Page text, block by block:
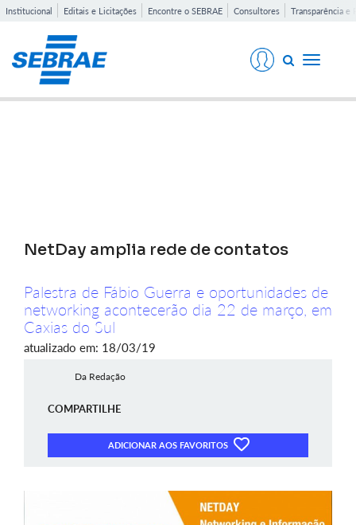
Institucional Editais e Licitações Encontre o SEBRAE Consultores Transparência e
Toggle
NetDay amplia rede de contatos
Palestra de Fábio Guerra e oportunidades de
networking acontecerão dia 22 de março, em
Caxias do Sul
atualizado em: 18/03/19
Da Redação
COMPARTILHE
ADICIONAR AOS FAVORITOS